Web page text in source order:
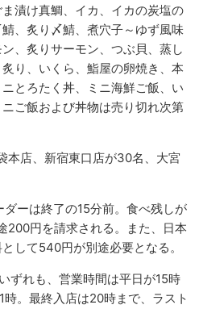
漬け真鯛、イカ、イカの炭塩の
、炙り〆鯖、煮穴子～ゆず風味
、炙りサーモン、つぶ貝、蒸し
り、いくら、鮨屋の卵焼き、本
とろたく丼、ミニ海鮮ご飯、い
ご飯および丼物は売り切れ次第
本店、新宿東口店が30名、大宮
ーは終了の15分前。食べ残しが
200円を請求される。また、日本
して540円が別途必要となる。
ずれも、営業時間は平日が15時
時。最終入店は20時まで、ラスト